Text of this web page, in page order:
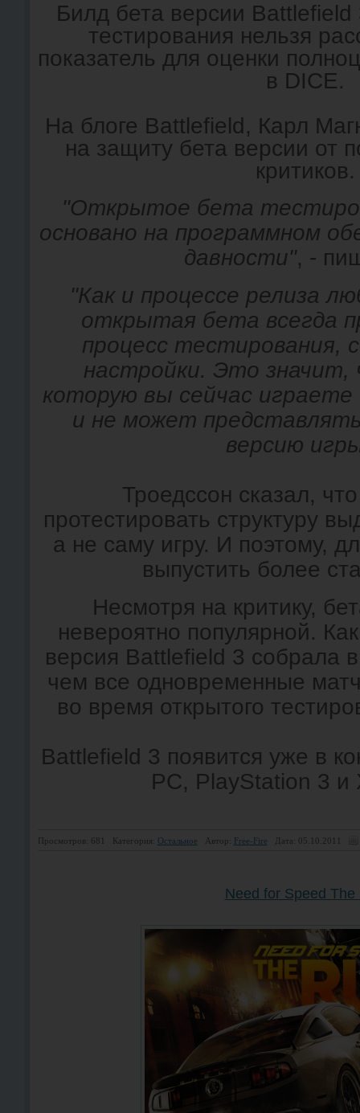
Билд бета версии
тестирования нельзя
показатель для оценки
в DICE.
На блоге Battlefield, Карл
на защиту бета версии от
критиков.
"Открытое бета
основано на программном
давности", -
"Как и процессе релиза
открытая бета всегда
процесс тестирования,
настройки. Это значит,
которую вы сейчас
и не может
версию
Троедссон сказал,
протестировать структуру
а не саму игру. И поэтому,
выпустить более
Несмотря на критику,
невероятно популярной.
версия Battlefield 3 собрала
чем все одновременные
во время открытого
Battlefield 3 появится уже в
PC, PlayStation 3 и
Просмотров: 681 Категория: Остальное Автор: Free-Fire Дата: 05.10.2011
Need for Speed The